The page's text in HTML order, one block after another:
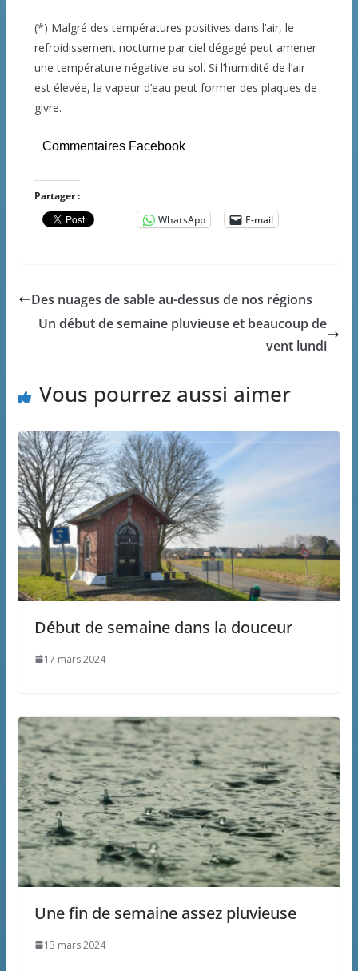
(*) Malgré des températures positives dans l’air, le
refroidissement nocturne par ciel dégagé peut amener
une température négative au sol. Si l’humidité de l’air
est élevée, la vapeur d’eau peut former des plaques de
givre.
Commentaires Facebook
Partager :
WhatsApp
E-mail
Des nuages de sable au-dessus de nos régions
Un début de semaine pluvieuse et beaucoup de
vent lundi
Vous pourrez aussi aimer
Début de semaine dans la douceur
17 mars 2024
Une fin de semaine assez pluvieuse
13 mars 2024